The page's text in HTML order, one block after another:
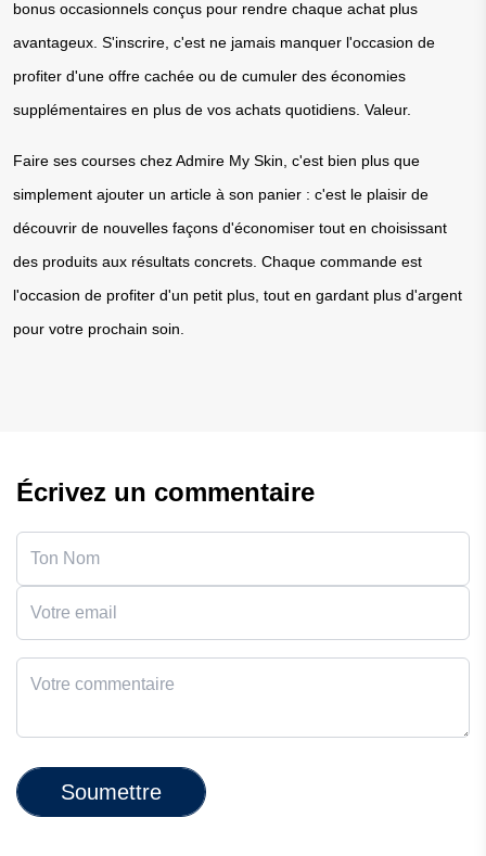
bonus occasionnels conçus pour rendre chaque achat plus
avantageux. S'inscrire, c'est ne jamais manquer l'occasion de
profiter d'une offre cachée ou de cumuler des économies
supplémentaires en plus de vos achats quotidiens. Valeur.
Faire ses courses chez Admire My Skin, c'est bien plus que
simplement ajouter un article à son panier : c'est le plaisir de
découvrir de nouvelles façons d'économiser tout en choisissant
des produits aux résultats concrets. Chaque commande est
l'occasion de profiter d'un petit plus, tout en gardant plus d'argent
pour votre prochain soin.
Écrivez un commentaire
Soumettre